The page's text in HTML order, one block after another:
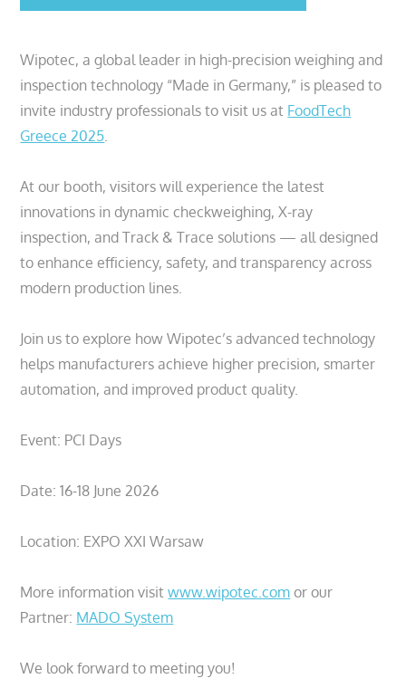
Wipotec, a global leader in high-precision weighing and
inspection technology “Made in Germany,” is pleased to
invite industry professionals to visit us at FoodTech
Greece 2025.
At our booth, visitors will experience the latest
innovations in dynamic checkweighing, X-ray
inspection, and Track & Trace solutions — all designed
to enhance efficiency, safety, and transparency across
modern production lines.
Join us to explore how Wipotec’s advanced technology
helps manufacturers achieve higher precision, smarter
automation, and improved product quality.
Event: PCI Days
Date: 16-18 June 2026
Location: EXPO XXI Warsaw
More information visitwww.wipotec.com or our
Partner: MADO System
We look forward to meeting you!